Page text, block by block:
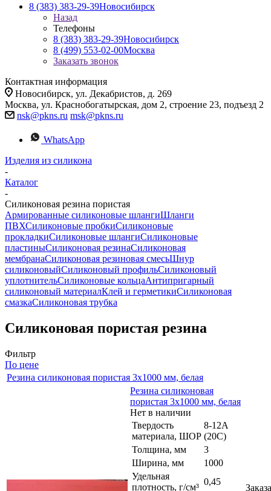
8 (383) 383-29-39Новосибирск
Назад
Телефоны
8 (383) 383-29-39Новосибирск
8 (499) 553-02-00Москва
Заказать звонок
Контактная информация
Новосибирск, ул. Декабристов, д. 269
Москва, ул. Краснобогатырская, дом 2, строение 23, подъезд 2
nsk@pkns.ru msk@pkns.ru
WhatsApp
Изделия из силикона
-
Каталог
-
Силиконовая резина пористая
Армированные силиконовые шлангиШланги
ПВХСиликоновые пробкиСиликоновые
прокладкиСиликоновые шлангиСиликоновые
пластиныСиликоновая резинаСиликоновая
мембранаСиликоновая резиновая смесьШнур
силиконовыйСиликоновый профильСиликоновый
уплотнительСиликоновые кольцаАнтипригарный
силиконовый материалКлей и герметикиСиликоновая
смазкаСиликоновая трубка
Силиконовая пористая резина
Фильтр
По цене
Резина силиконовая пористая 3х1000 мм, белая
Резина силиконовая
пористая 3х1000 мм, белая
Нет в наличии
Твердость
материала, ШОР
8-12A
(20C)
Толщина, мм
3
Ширина, мм
1000
Удельная
плотность, г/см³
0,45